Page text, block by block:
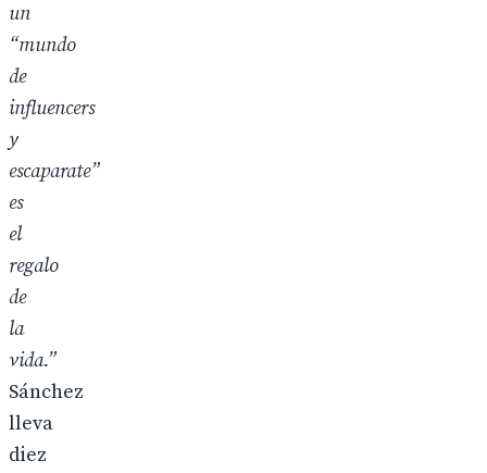
un
“mundo
de
influencers
y
escaparate”
es
el
regalo
de
la
vida.”
Sánchez
lleva
diez